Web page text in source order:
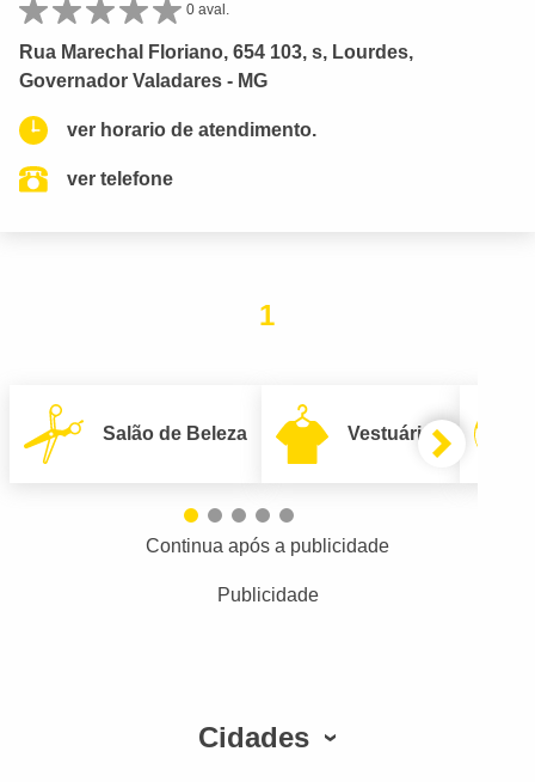
0 aval.
Rua Marechal Floriano, 654 103, s, Lourdes,
Governador Valadares - MG
ver horario de atendimento.
ver telefone
1
Salão de Beleza Vestuário
Continua após a publicidade
Publicidade
Cidades